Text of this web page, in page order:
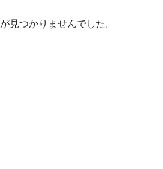
見つかりませんでした。